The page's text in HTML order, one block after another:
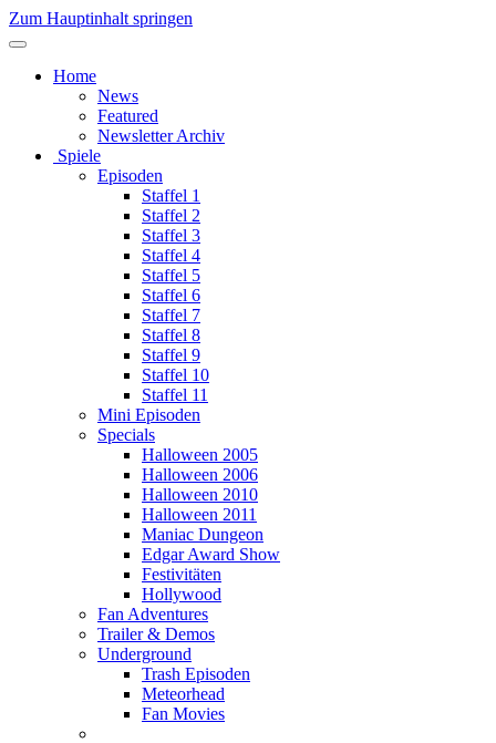
Zum Hauptinhalt springen
Home
News
Featured
Newsletter Archiv
Spiele
Episoden
Staffel 1
Staffel 2
Staffel 3
Staffel 4
Staffel 5
Staffel 6
Staffel 7
Staffel 8
Staffel 9
Staffel 10
Staffel 11
Mini Episoden
Specials
Halloween 2005
Halloween 2006
Halloween 2010
Halloween 2011
Maniac Dungeon
Edgar Award Show
Festivitäten
Hollywood
Fan Adventures
Trailer & Demos
Underground
Trash Episoden
Meteorhead
Fan Movies